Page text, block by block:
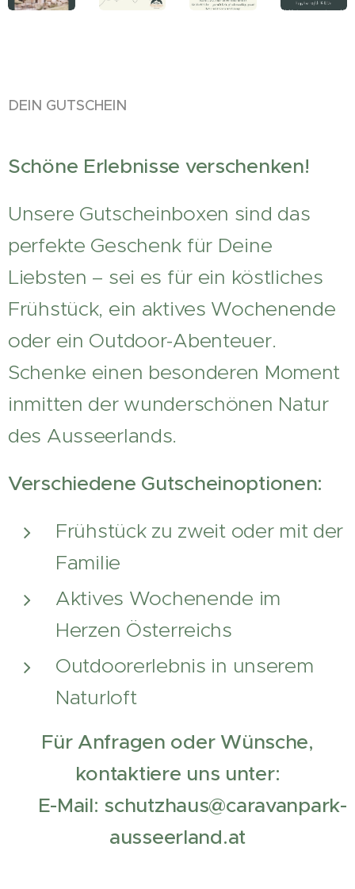
DEIN GUTSCHEIN
Schöne Erlebnisse verschenken!
Unsere Gutscheinboxen sind das
perfekte Geschenk für Deine
Liebsten – sei es für ein köstliches
Frühstück, ein aktives Wochenende
oder ein Outdoor-Abenteuer.
Schenke einen besonderen Moment
inmitten der wunderschönen Natur
des Ausseerlands.
Verschiedene Gutscheinoptionen:
Frühstück zu zweit oder mit der
Familie
Aktives Wochenende im
Herzen Österreichs
Outdoorerlebnis in unserem
Naturloft
Für Anfragen oder Wünsche,
kontaktiere uns unter:
📧 E-Mail: schutzhaus@caravanpark-
ausseerland.at